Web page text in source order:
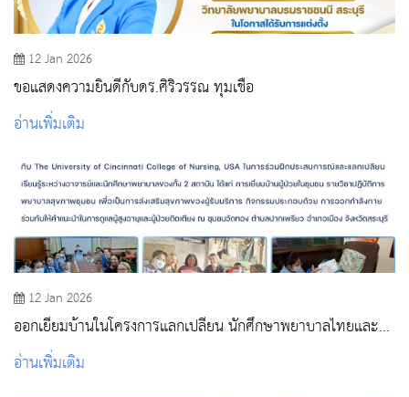
12 Jan 2026
ขอแสดงความยินดีกับดร.ศิริวรรณ ทุมเชื้อ
อ่านเพิ่มเติม
12 Jan 2026
ออกเยี่ยมบ้านในโครงการแลกเปลี่ยน นักศึกษาพยาบาลไทยและ
อเมริกา
อ่านเพิ่มเติม